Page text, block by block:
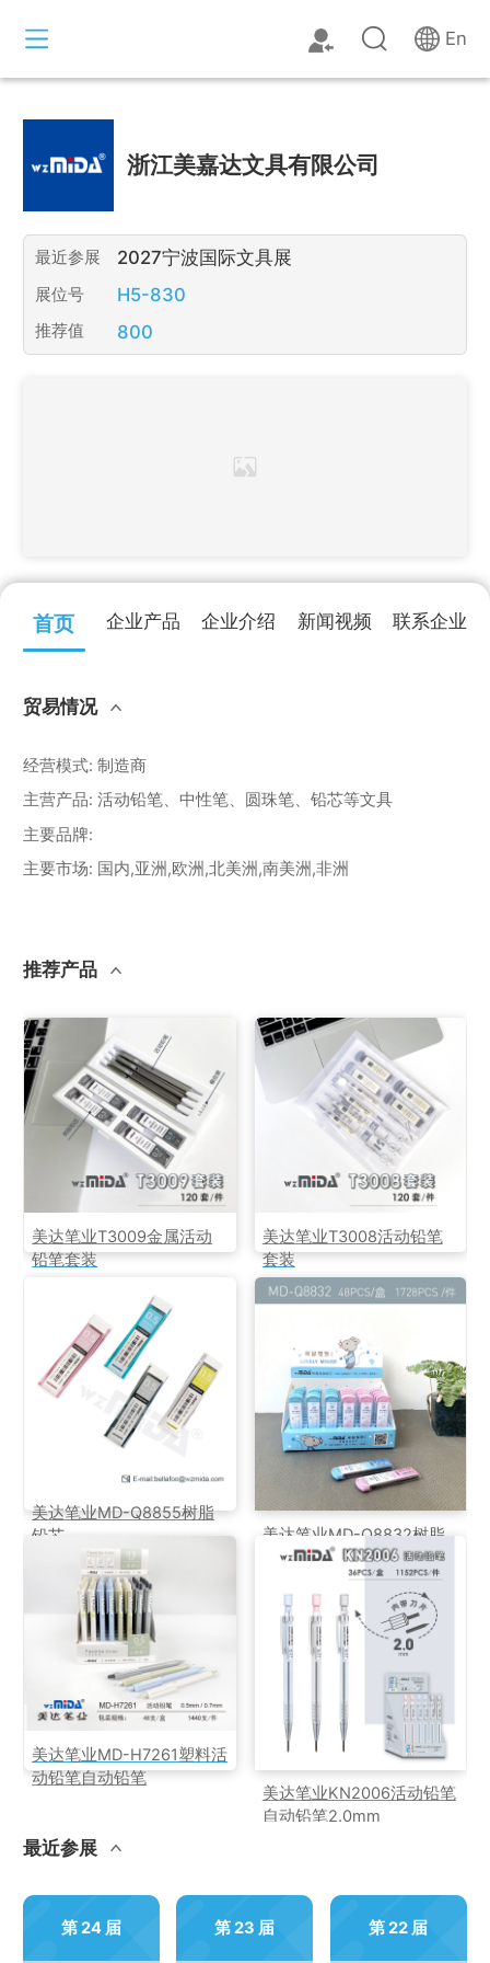
En
浙江美嘉达文具有限公司
最近参展 2027宁波国际文具展
展位号 H5-830
推荐值 800
首页 企业产品 企业介绍 新闻视频 联系企业
贸易情况
经营模式: 制造商
主营产品: 活动铅笔、中性笔、圆珠笔、铅芯等文具
主要品牌:
主要市场: 国内,亚洲,欧洲,北美洲,南美洲,非洲
推荐产品
美达笔业T3009金属活动
铅笔套装
美达笔业T3008活动铅笔
套装
美达笔业MD-Q8855树脂
铅芯
美达笔业MD-Q8832树脂
铅芯
美达笔业MD-H7261塑料活
动铅笔自动铅笔
美达笔业KN2006活动铅笔
自动铅笔2.0mm
最近参展
第 24 届 第 23 届 第 22 届